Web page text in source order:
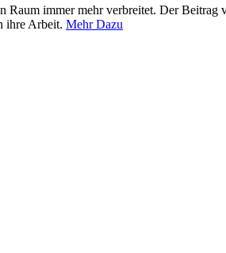
immer mehr verbreitet. Der Beitrag
ihre Arbeit. Mehr Dazu